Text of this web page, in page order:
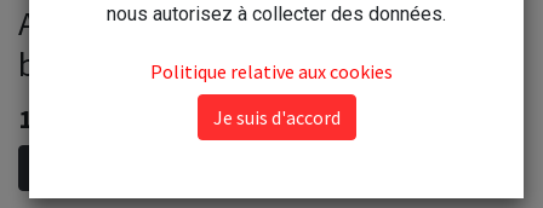
Avel Rénovateur Canapé cuir 300g
blanc cassé
14,40
nous autorisez à collecter des données.
Politique relative aux cookies
Je suis d'accord